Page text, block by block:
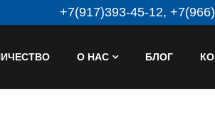
+7(917)393-45-12,
О НАС БЛОГ